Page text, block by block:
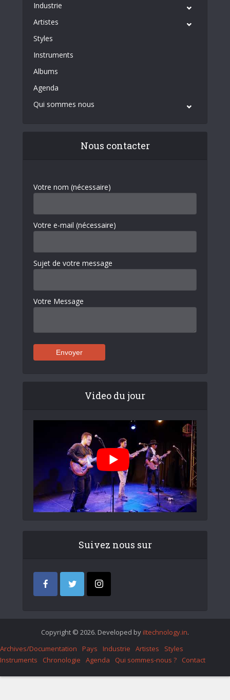
Industrie
Artistes
Styles
Instruments
Albums
Agenda
Qui sommes nous
Nous contacter
Votre nom (nécessaire)
Votre e-mail (nécessaire)
Sujet de votre message
Votre Message
Video du jour
Suivez nous sur
Copyright © 2026. Developed by iItechnology.in.
Archives/Documentation
Pays Industrie Artistes
Styles
Instruments
Chronologie Agenda Qui sommes-nous ? Contact